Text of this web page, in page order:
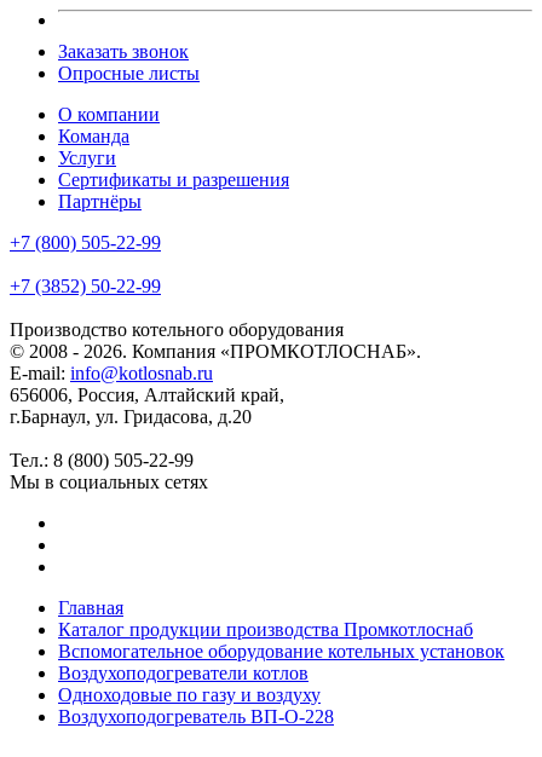
Заказать звонок
Опросные листы
О компании
Команда
Услуги
Сертификаты и разрешения
Партнёры
+7 (800) 505-22-99
+7 (3852) 50-22-99
Производство котельного оборудования
© 2008 - 2026. Компания «ПРОМКОТЛОСНАБ».
E-mail: info@kotlosnab.ru
656006, Россия, Алтайский край,
г.Барнаул, ул. Гридасова, д.20
Тел.: 8 (800) 505-22-99
Мы в социальных сетях
Главная
Каталог продукции производства Промкотлоснаб
Вспомогательное оборудование котельных установок
Воздухоподогреватели котлов
Одноходовые по газу и воздуху
Воздухоподогреватель ВП-О-228